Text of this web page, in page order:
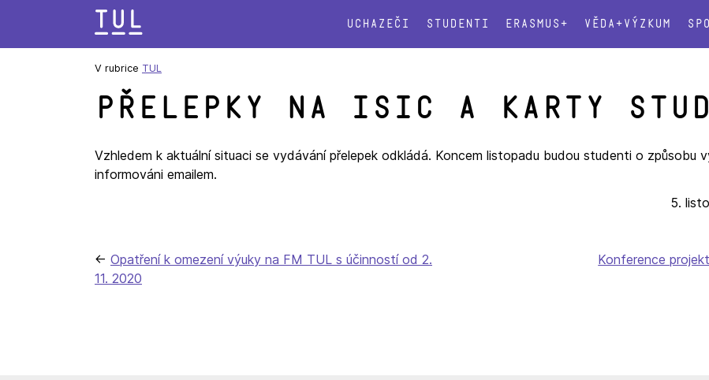
text
Uchazeči Studenti Erasmus+ Věda+výzkum
V rubrice TUL
Přelepky na ISIC a karty
Vzhledem k aktuální situaci se vydávání přelepek odkládá. Koncem listopadu budou studenti o způsobu
informováni emailem.
5.
Navigace
pro
Opatření k omezení výuky na FM TUL s účinností od 2.
11. 2020
Konference